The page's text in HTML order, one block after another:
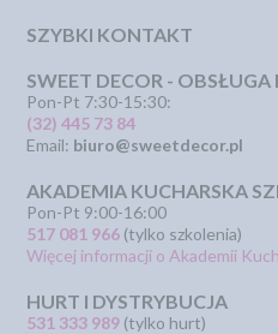
SZYBKI KONTAKT
SWEET DECOR - OBSŁUGA
Pon-Pt 7:30-15:30:
(32) 445 73 84
Email: biuro@sweetdecor.pl
AKADEMIA KUCHARSKA
Pon-Pt 9:00-16:00
517 081 966 (tylko szkolenia)
Więcej informacji o Akademii
HURT I DYSTRYBUCJA
531 333 989 (tylko hurt)